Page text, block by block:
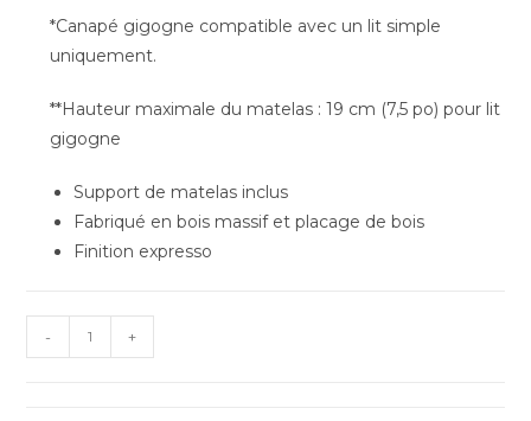
*Canapé gigogne compatible avec un lit simple
uniquement.
**Hauteur maximale du matelas : 19 cm (7,5 po) pour lit
gigogne
Support de matelas inclus
Fabriqué en bois massif et placage de bois
Finition expresso
- +